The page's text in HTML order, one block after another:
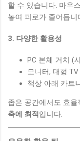
할 수 있습니다. 마우
놓여 피로가 줄어듭니
3. 다양한 활용성
PC 본체 거치 (
모니터, 대형
책상 아래 카트
좁은 공간에서도 효
축에 최적 입니다.